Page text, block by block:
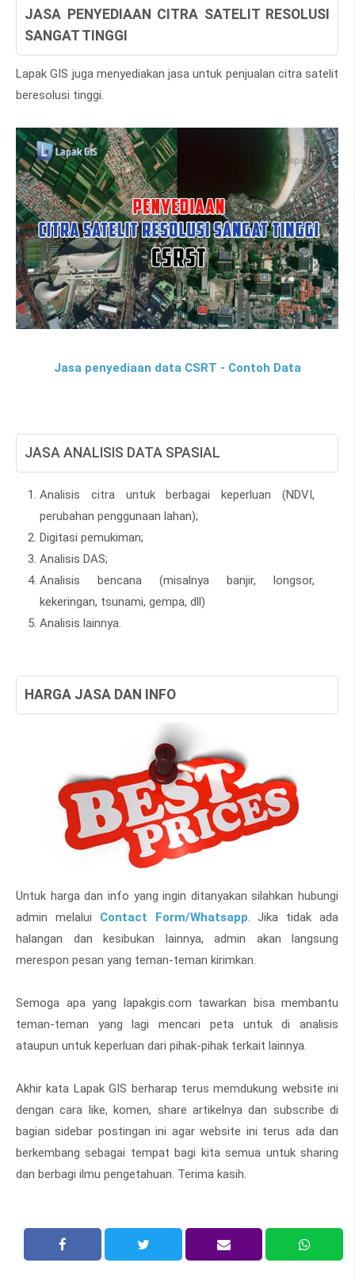
JASA PENYEDIAAN CITRA SATELIT RESOLUSI
SANGAT TINGGI
Lapak GIS juga menyediakan jasa untuk penjualan citra satelit
beresolusi tinggi.
Jasa penyediaan data CSRT - Contoh Data
JASA ANALISIS DATA SPASIAL
Analisis citra untuk berbagai keperluan (NDVI,
perubahan penggunaan lahan);
Digitasi pemukiman;
Analisis DAS;
Analisis bencana (misalnya banjir, longsor,
kekeringan, tsunami, gempa, dll)
Analisis lainnya.
HARGA JASA DAN INFO
Untuk harga dan info yang ingin ditanyakan silahkan hubungi
admin melalui Contact Form/Whatsapp. Jika tidak ada
halangan dan kesibukan lainnya, admin akan langsung
merespon pesan yang teman-teman kirimkan.
Semoga apa yang lapakgis.com tawarkan bisa membantu
teman-teman yang lagi mencari peta untuk di analisis
ataupun untuk keperluan dari pihak-pihak terkait lainnya.
Akhir kata Lapak GIS berharap terus memdukung website ini
dengan cara like, komen, share artikelnya dan subscribe di
bagian sidebar postingan ini agar website ini terus ada dan
berkembang sebagai tempat bagi kita semua untuk sharing
dan berbagi ilmu pengetahuan. Terima kasih.